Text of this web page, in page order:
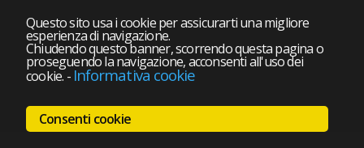
Questo sito usa i cookie per assicurarti una migliore
esperienza di navigazione.
Chiudendo questo banner, scorrendo questa pagina o
proseguendo la navigazione, acconsenti all'uso dei
cookie. - Informativa cookie
Consenti cookie